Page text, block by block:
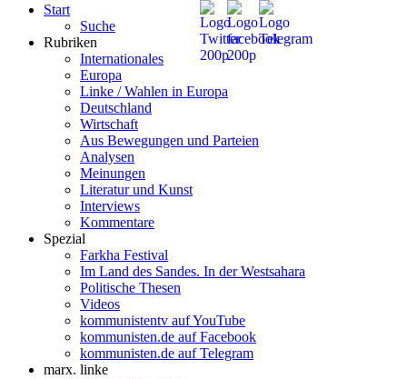
Start
Suche
Rubriken
Internationales
Europa
Linke / Wahlen in Europa
Deutschland
Wirtschaft
Aus Bewegungen und Parteien
Analysen
Meinungen
Literatur und Kunst
Interviews
Kommentare
Spezial
Farkha Festival
Im Land des Sandes. In der Westsahara
Politische Thesen
Videos
kommunistentv auf YouTube
kommunisten.de auf Facebook
kommunisten.de auf Telegram
marx. linke